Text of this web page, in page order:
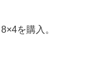
を購入。